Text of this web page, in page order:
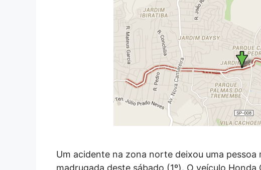
Um acidente na zona norte deixou uma
madrugada deste sábado (1º). O veículo